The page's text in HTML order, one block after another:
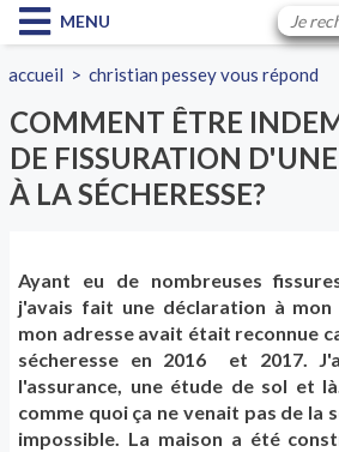
MENU
accueil >christian pessey vous répond
COMMENT ÊTRE
DE FISSURATION
À LA SÉCHERESSE?
Ayant eu de nombreuses
j'avais fait une déclaration à mon
mon adresse avait était reconnue
sécheresse en 2016 et 2017.
l'assurance, une étude de sol et
comme quoi ça ne venait pas de la
impossible. La maison a été